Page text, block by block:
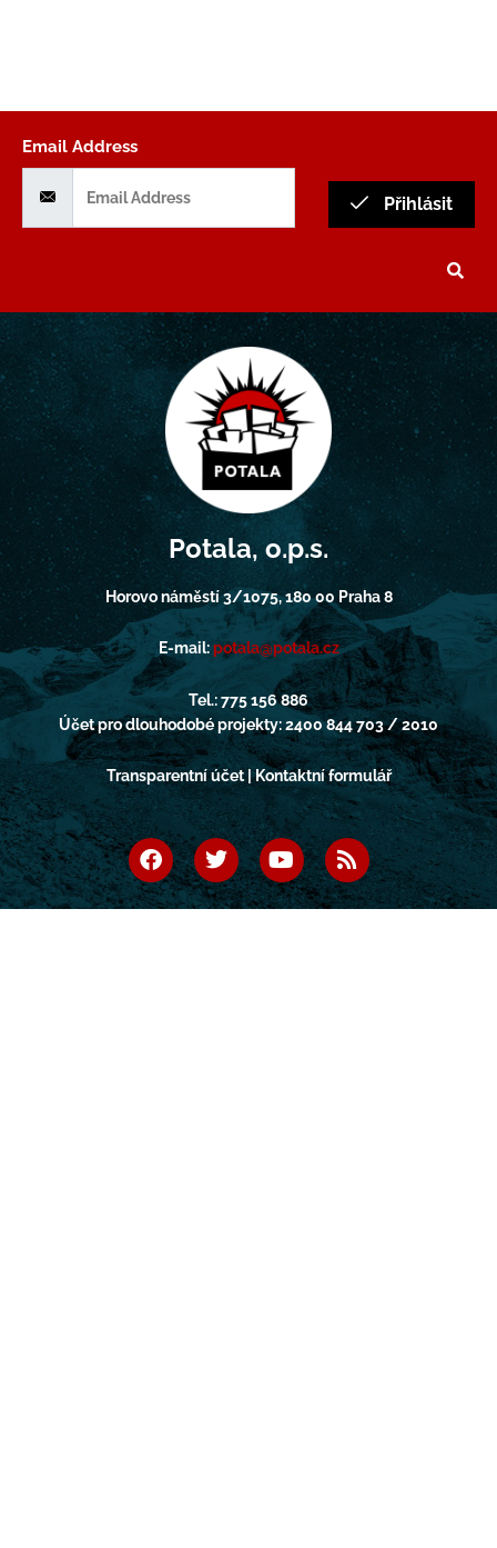
Email Address
Přihlásit
Potala, o.p.s.
Horovo náměstí 3/1075, 180 00 Praha 8
E-mail:potala@potala.cz
Tel.: 775 156 886
Účet pro dlouhodobé projekty: 2400 844 703 / 2010
Transparentní účet | Kontaktní formulář
F
a
c
e
T
w
i
t
Y
o
u
t
R
s
s